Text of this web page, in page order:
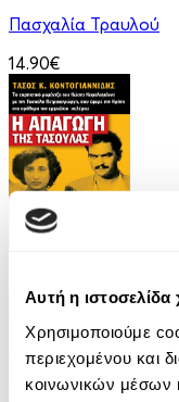
Αυτή η ιστοσελίδα
Χρησιμοποιούμε
περιεχομένου και
κοινωνικών μέσων
Πασχαλία Τραυλού
14.90€
Η απαγωγή της
Τάσος
9.99€